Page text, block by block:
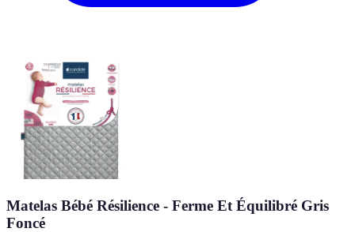
Matelas Bébé Résilience - Ferme Et Équilibré Gris
Foncé